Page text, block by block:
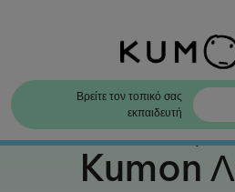
Βρείτε τον τοπικό σας
εκπαιδευτή
Καλώς
Kumon
Η μέθοδος της KUMON
Η ιστορία της KUMON